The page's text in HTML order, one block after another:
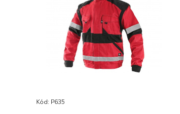
Kód: P635